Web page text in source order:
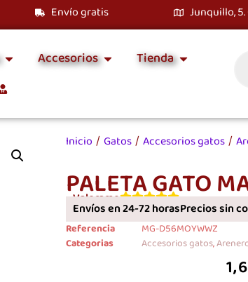
Envío gratis Junquillo,
Accesorios
Tienda
Inicio / Gatos / Accesorios gatos /
PALETA GATO
Valorame
Envíos en 24-72 horasPrecios sin
Referencia
MG-D56MOYWWZ
Categorias
Accesorios gatos,